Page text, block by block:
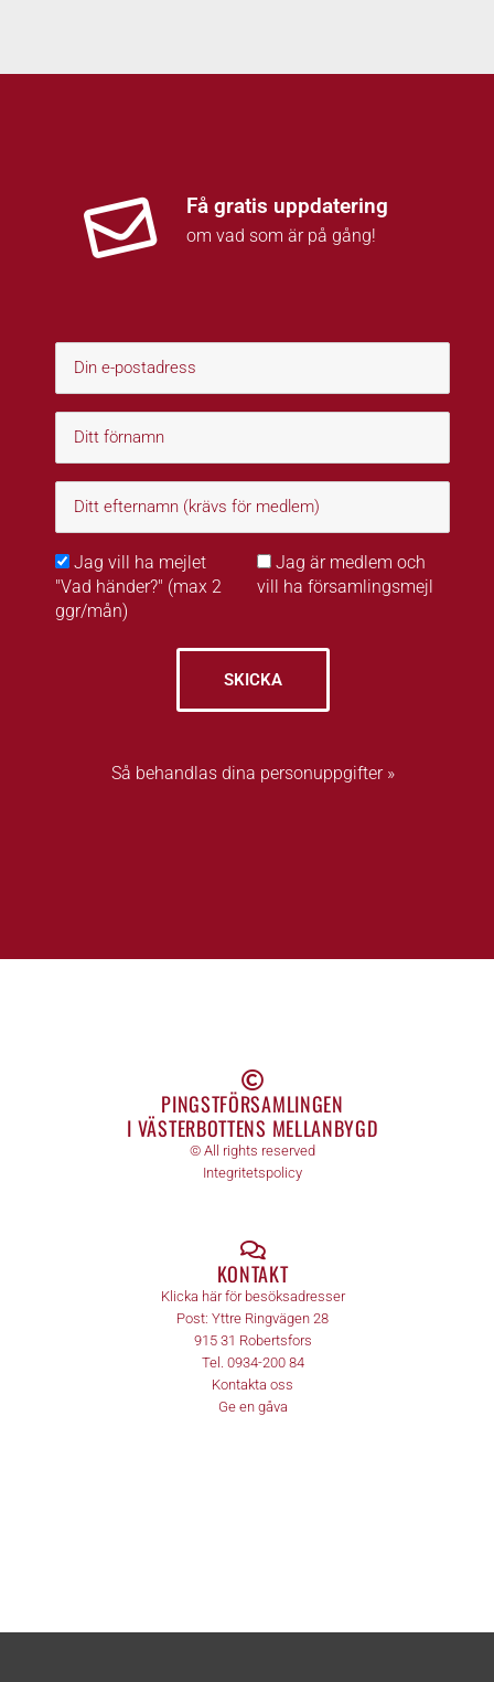
Få gratis uppdatering
om vad som är på gång!
Jag vill ha mejlet
"Vad händer?" (max 2
ggr/mån)
Jag är medlem och
vill ha församlingsmejl
SKICKA
Så behandlas dina personuppgifter »
PINGSTFÖRSAMLINGEN
I VÄSTERBOTTENS MELLANBYGD
© All rights reserved
Integritetspolicy
KONTAKT
Klicka här för besöksadresser
Post: Yttre Ringvägen 28
915 31 Robertsfors
Tel. 0934-200 84
Kontakta oss
Ge en gåva